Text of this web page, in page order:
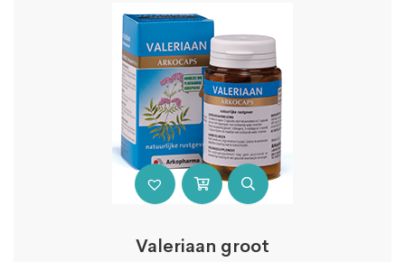
Valeriaan groot